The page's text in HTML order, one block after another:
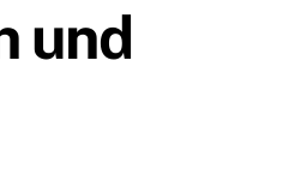
und